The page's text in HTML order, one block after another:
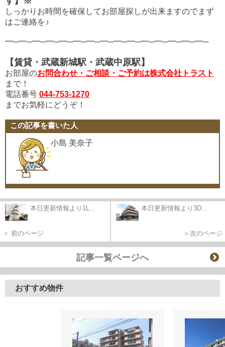
しっかりお時間を確保してお部屋探しが出来ますのでまず
はご連絡を♪
━─━─━─━─━─━─━─━─━─━─━─━─━─━─━─
【賃貸・武蔵新城駅・武蔵中原駅】
お部屋のお問合わせ・ご相談・ご予約は株式会社トラスト
まで！
電話番号 044-753-1270
までお気軽にどうぞ！
この記事を書いた人
小島 美奈子
本日更新情報より1L...
＜ 前のページ
本日更新情報より3D...
＞次のページ
記事一覧ページへ
おすすめ物件